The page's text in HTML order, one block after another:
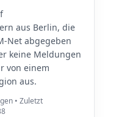
aus Berlin, die
Net abgegeben
keine Meldungen
von einem
aus.
• Zuletzt